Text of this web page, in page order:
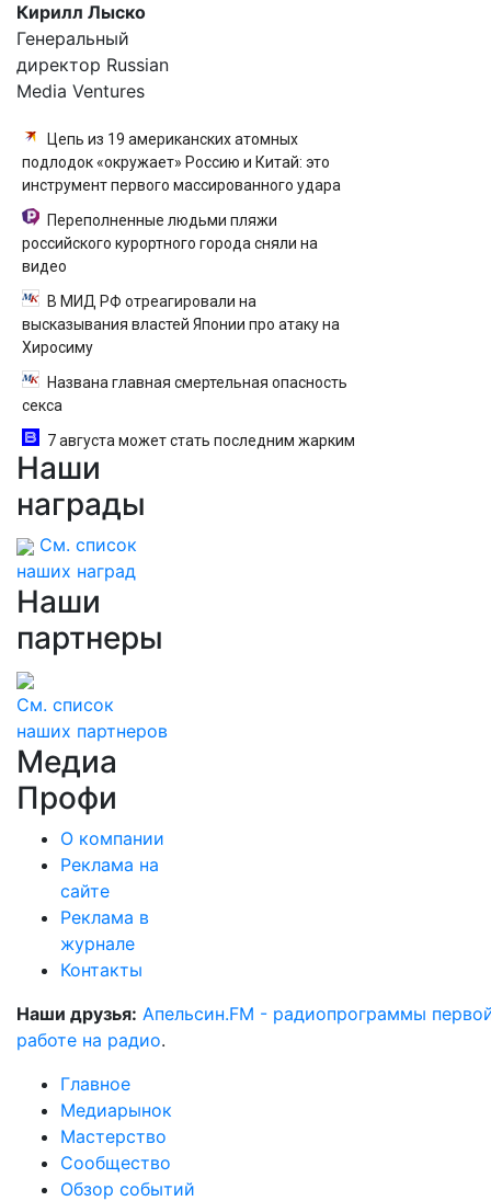
Кирилл Лыско
Генеральный
директор Russian
Media Ventures
Цепь из 19 американских атомных
подлодок «окружает» Россию и Китай: это
инструмент первого массированного удара
Переполненные людьми пляжи
российского курортного города сняли на
видео
В МИД РФ отреагировали на
высказывания властей Японии про атаку на
Хиросиму
Названа главная смертельная опасность
секса
7 августа может стать последним жарким
днем этого лета в Москве - Новости на
Наши
награды
См. список
наших наград
Наши
партнеры
См. список
наших партнеров
Медиа
Профи
О компании
Реклама на
сайте
Реклама в
журнале
Контакты
Наши друзья: Апельсин.FM - радиопрограммы
работе на радио.
Главное
Медиарынок
Мастерство
Сообщество
Обзор событий